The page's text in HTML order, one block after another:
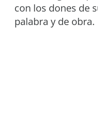
con los dones de
palabra y de obra.